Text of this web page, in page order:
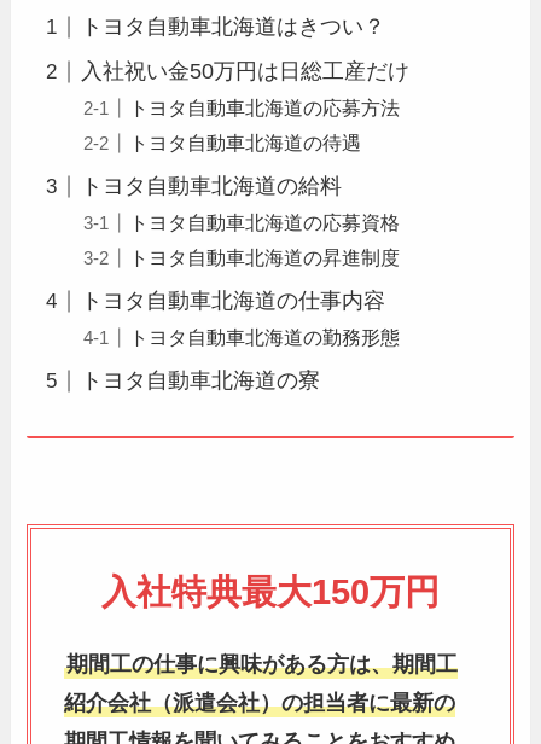
トヨタ自動車北海道はきつい？
入社祝い金50万円は日総工産だけ
トヨタ自動車北海道の応募方法
トヨタ自動車北海道の待遇
トヨタ自動車北海道の給料
トヨタ自動車北海道の応募資格
トヨタ自動車北海道の昇進制度
トヨタ自動車北海道の仕事内容
トヨタ自動車北海道の勤務形態
トヨタ自動車北海道の寮
入社特典最大150万円
期間工の仕事に興味がある方は、期間工
紹介会社（派遣会社）の担当者に最新の